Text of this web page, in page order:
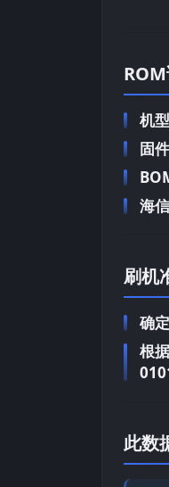
机
固
海
刷机
确
根
此数